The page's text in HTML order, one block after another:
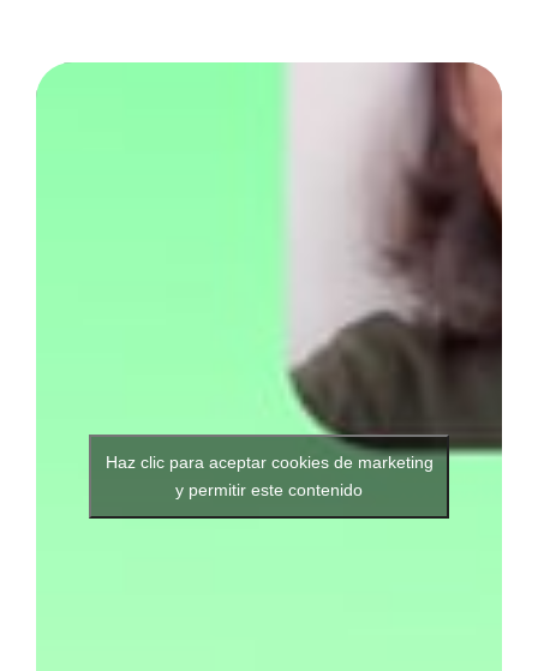
Haz clic para aceptar cookies de marketing
y permitir este contenido